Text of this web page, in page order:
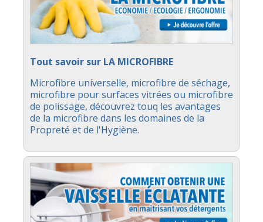
Tout savoir sur LA MICROFIBRE
Microfibre universelle, microfibre de séchage,
microfibre pour surfaces vitrées ou microfibre
de polissage, découvrez touq les avantages
de la microfibre dans les domaines de la
Propreté et de l'Hygiène.